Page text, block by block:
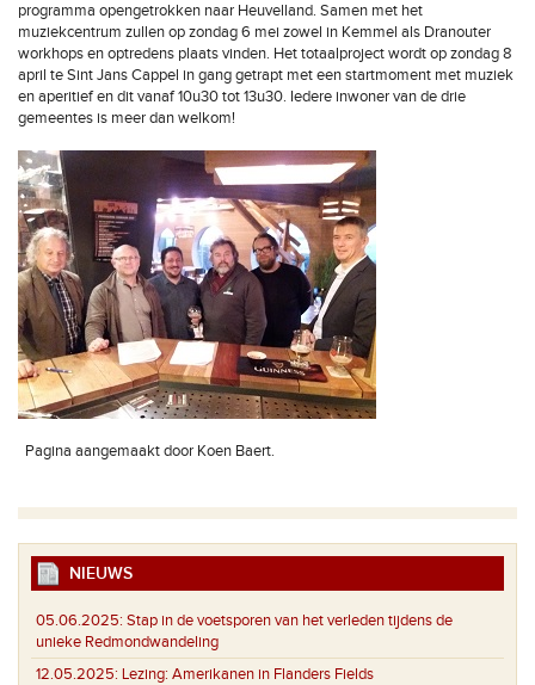
programma opengetrokken naar Heuvelland. Samen met het
muziekcentrum zullen op zondag 6 mei zowel in Kemmel als Dranouter
workhops en optredens plaats vinden. Het totaalproject wordt op zondag 8
april te Sint Jans Cappel in gang getrapt met een startmoment met muziek
en aperitief en dit vanaf 10u30 tot 13u30. Iedere inwoner van de drie
gemeentes is meer dan welkom!
Pagina aangemaakt door Koen Baert.
NIEUWS
05.06.2025: Stap in de voetsporen van het verleden tijdens de
unieke Redmondwandeling
12.05.2025: Lezing: Amerikanen in Flanders Fields